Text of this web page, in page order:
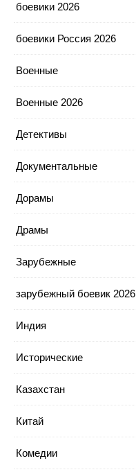
боевики 2026
боевики Россия 2026
Военные
Военные 2026
Детективы
Документальные
Дорамы
Драмы
Зарубежные
зарубежный боевик 2026
Индия
Исторические
Казахстан
Китай
Комедии